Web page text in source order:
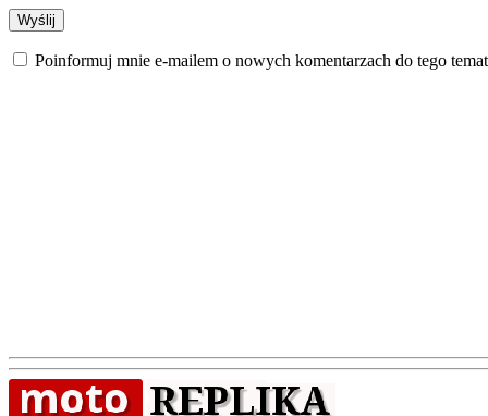
Poinformuj mnie e-mailem o nowych komentarzach do tego